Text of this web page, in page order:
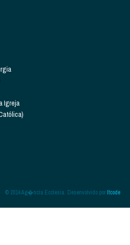
Igreja
© 2014 Ag�ncia Ecclesia. Desenvolvido porItcode